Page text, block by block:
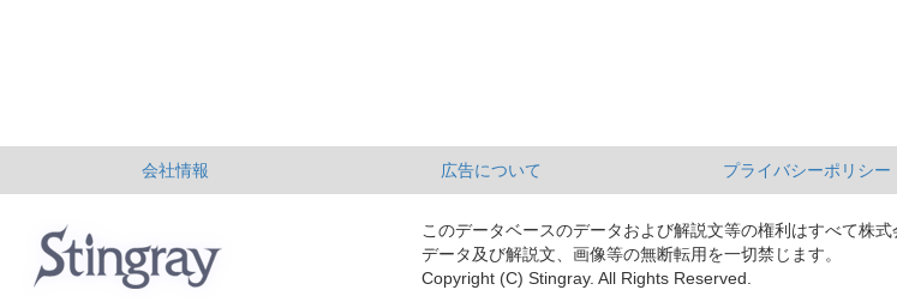
会社情報 広告について プライバシーポリシー
このデータベースのデータおよび解説文等の権利はすべて株
データ及び解説文、画像等の無断転用を一切禁じます。
Copyright (C) Stingray. All Rights Reserved.